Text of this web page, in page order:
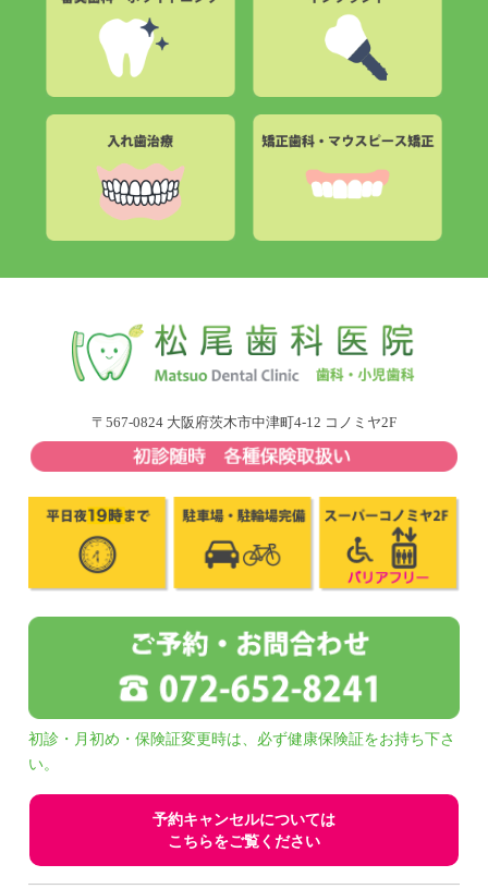
〒567-0824 大阪府茨木市中津町4-12 コノミヤ2F
初診・月初め・保険証変更時は、必ず健康保険証をお持ち下さ
い。
予約キャンセルについては
こちらをご覧ください